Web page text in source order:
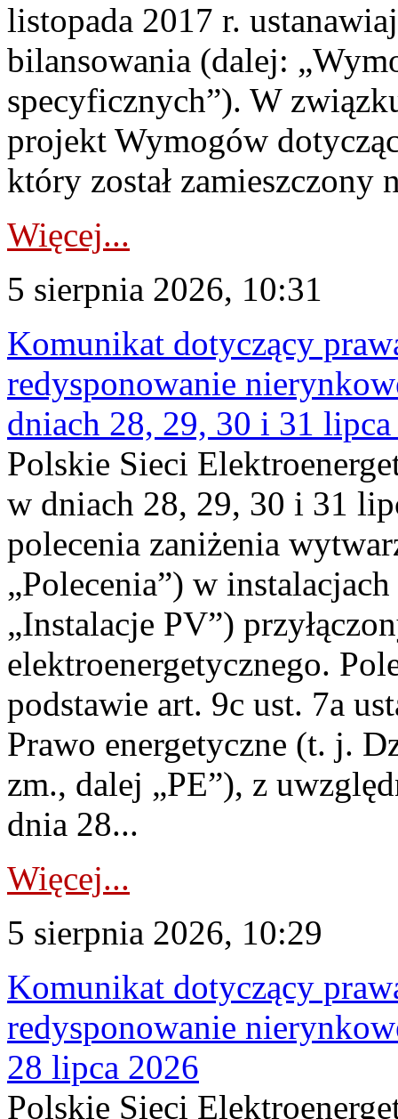
listopada 2017 r.
bilansowania (dalej:
specyficznych”). W
projekt Wymogów
który został zamieszczony
Więcej...
5 sierpnia 2026, 10:31
Komunikat dotyczący
redysponowanie
dniach 28, 29, 30 i 31
Polskie Sieci
w dniach 28, 29, 30 i 31
polecenia zaniżenia
„Polecenia”) w
„Instalacje PV”)
elektroenergetycznego.
podstawie art. 9c ust. 7a
Prawo energetyczne (t. j.
zm., dalej „PE”), z
dnia 28...
Więcej...
5 sierpnia 2026, 10:29
Komunikat dotyczący
redysponowanie
28 lipca 2026
Polskie Sieci